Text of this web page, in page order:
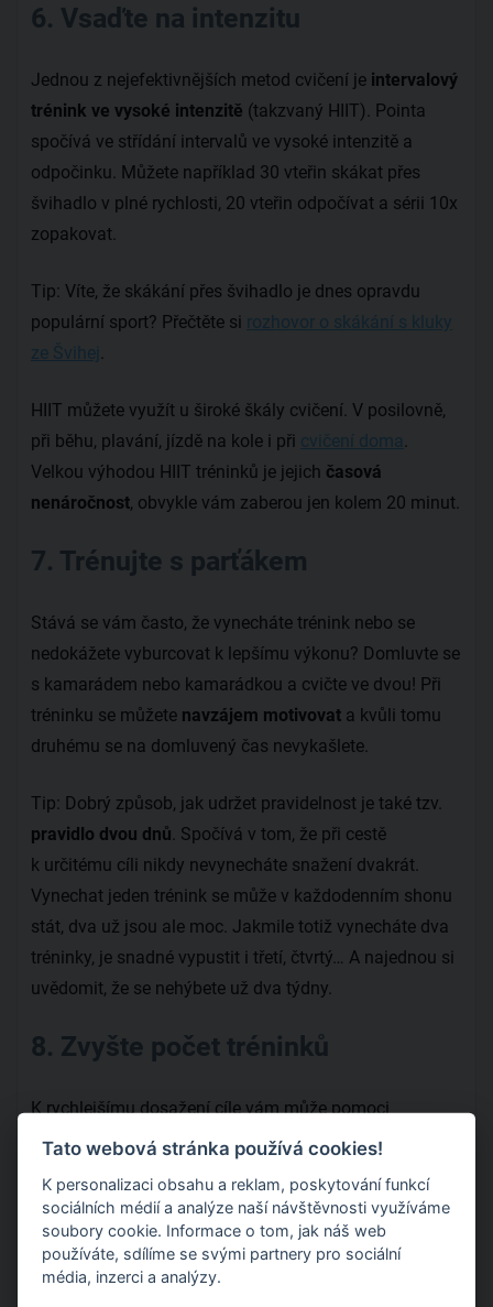
6. Vsaďte na intenzitu
Jednou z nejefektivnějších metod cvičení je intervalový
trénink ve vysoké intenzitě (takzvaný HIIT). Pointa
spočívá ve střídání intervalů ve vysoké intenzitě a
odpočinku. Můžete například 30 vteřin skákat přes
švihadlo v plné rychlosti, 20 vteřin odpočívat a sérii 10x
zopakovat.
Tip: Víte, že skákání přes švihadlo je dnes opravdu
populární sport? Přečtěte si rozhovor o skákání s kluky
ze Švihej
HIIT můžete využít u široké škály cvičení. V posilovně,
při běhu, plavání, jízdě na kole i při cvičení doma
Velkou výhodou HIIT tréninků je jejich časová
nenáročnost, obvykle vám zaberou jen kolem 20 minut.
7. Trénujte s parťákem
Stává se vám často, že vynecháte trénink nebo se
nedokážete vyburcovat k lepšímu výkonu? Domluvte se
s kamarádem nebo kamarádkou a cvičte ve dvou! Při
tréninku se můžete navzájem motivovat a kvůli tomu
druhému se na domluvený čas nevykašlete.
Tip: Dobrý způsob, jak udržet pravidelnost je také tzv.
pravidlo dvou dnů . Spočívá v tom, že při cestě
k určitému cíli nikdy nevynecháte snažení dvakrát.
Vynechat jeden trénink se může v každodenním shonu
stát, dva už jsou ale moc. Jakmile totiž vynecháte dva
tréninky, je snadné vypustit i třetí, čtvrtý… A najednou si
uvědomit, že se nehýbete už dva týdny.
8. Zvyšte počet tréninků
K rychlejšímu dosažení cíle vám může pomoci
zakomponovatvětší počet tréninků
za týden.
cvičíte pětkrát týdně, další tréninky by mohly být
kontraproduktivní.
Jestli jste ale začali cvičit před půl rokem se dvěma
Tato webová stránka používá cookies!
K personalizaci obsahu a reklam, poskytování funkcí
sociálních médií a analýze naší návštěvnosti využíváme
soubory cookie. Informace o tom, jak náš web
používáte, sdílíme se svými partnery pro sociální
média, inzerci a analýzy.